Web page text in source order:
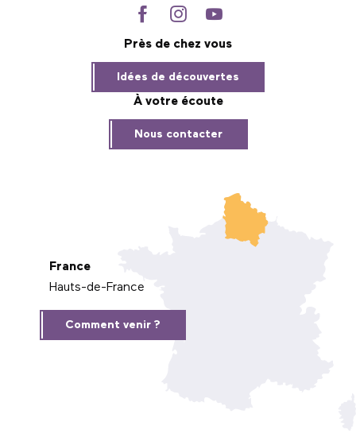
Près de chez vous
Idées de découvertes
À votre écoute
Nous contacter
France
Hauts-de-France
Comment venir ?